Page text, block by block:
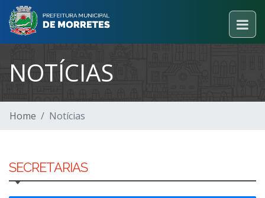
NOTÍCIAS
Home Notícias
SECRETARIAS